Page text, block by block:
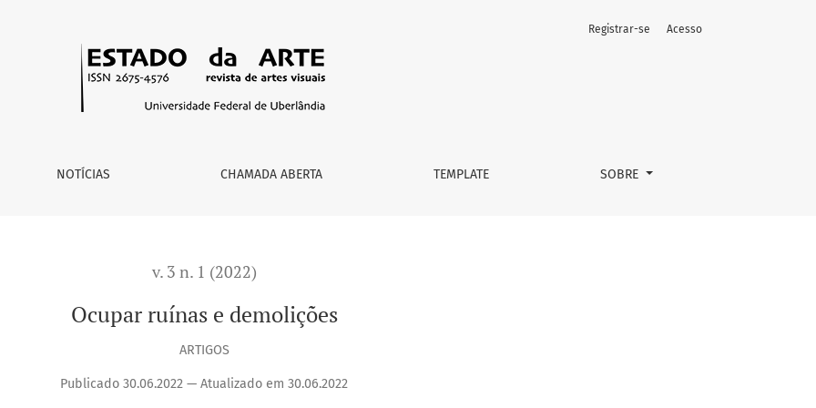
NOTÍCIAS CHAMADA ABERTA TEMPLATE SOBRE
Registrar-se Acesso
v. 3 n. 1 (2022)
Ocupar ruínas e demolições
ARTIGOS
Publicado 30.06.2022 — Atualizado em 30.06.2022